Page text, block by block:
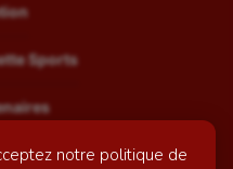
notre politique de
Sports